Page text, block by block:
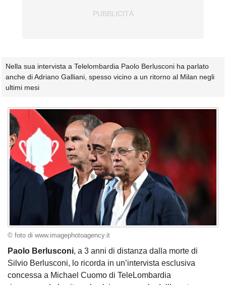
Nella sua intervista a Telelombardia Paolo Berlusconi ha parlato
anche di Adriano Galliani, spesso vicino a un ritorno al Milan negli
ultimi mesi
© foto di www.imagephotoagency.it
Paolo Berlusconi, a 3 anni di distanza dalla morte di
Silvio Berlusconi, lo ricorda in un’intervista esclusiva
concessa a Michael Cuomo di TeleLombardia